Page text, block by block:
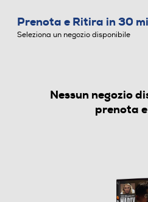
Prenota e Ritira in 30
Seleziona un negozio disponibile
Nessun negozio
prenota